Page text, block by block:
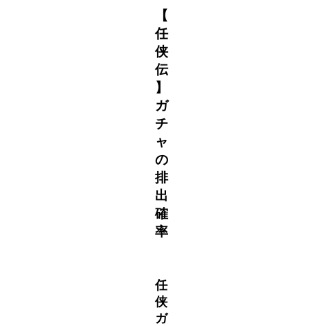
【
任
侠
伝
】
ガ
チ
ャ
の
排
出
確
率
任
侠
ガ